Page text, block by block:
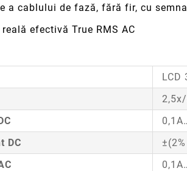
a cablului de fază, fără fir, cu
efectivă True RMS AC
LCD
DC